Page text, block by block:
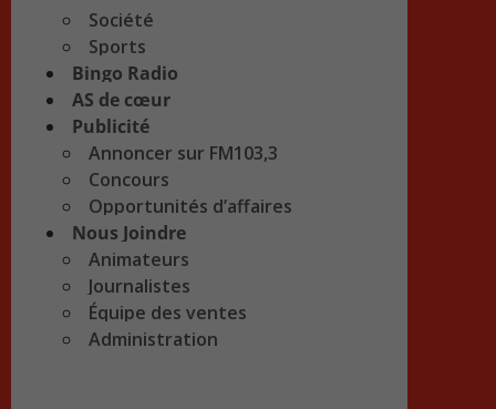
Société
Sports
Bingo Radio
AS de cœur
Publicité
Annoncer sur FM103,3
Concours
Opportunités d’affaires
Nous Joindre
Animateurs
Journalistes
Équipe des ventes
Administration